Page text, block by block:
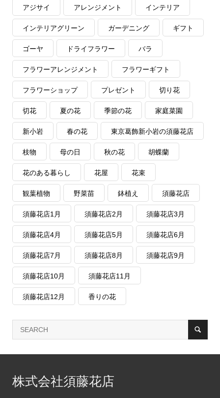
アジサイ アレンジメント インテリア
インテリアグリーン ガーデニング ギフト
ゴーヤ ドライフラワー バラ
フラワーアレンジメント フラワーギフト
フラワーショップ プレゼント 切り花
切花 夏の花 季節の花 家庭菜園
新小岩 春の花 東京葛飾新小岩の須藤花店
枝物 母の日 秋の花 胡蝶蘭
花のある暮らし 花屋 花束
観葉植物 野菜苗 鉢植え 須藤花店
須藤花店1月 須藤花店2月 須藤花店3月
須藤花店4月 須藤花店5月 須藤花店6月
須藤花店7月 須藤花店8月 須藤花店9月
須藤花店10月 須藤花店11月
須藤花店12月 香りの花
株式会社須藤花店